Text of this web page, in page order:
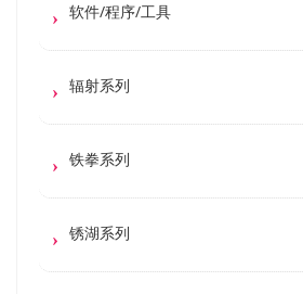
软件/程序/工具
辐射系列
铁拳系列
锈湖系列